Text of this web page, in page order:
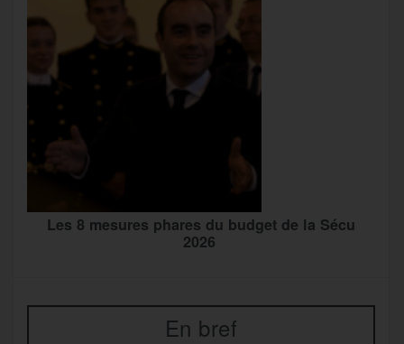
Les 8 mesures phares du budget de la Sécu
2026
En bref